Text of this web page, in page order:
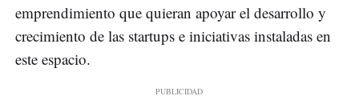
emprendimiento que quieran apoyar el desarrollo y
crecimiento de las startups e iniciativas instaladas en
este espacio.